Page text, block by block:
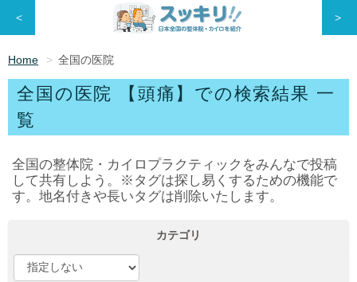
Home 全国の医院
全国の医院 【頭痛】での検索結果 一
覧
全国の整体院・カイロプラクティックをみんなで投稿
して共有しよう。※タグは探し易くするための機能で
す。地名付きや長いタグは削除いたします。
カテゴリ
< >